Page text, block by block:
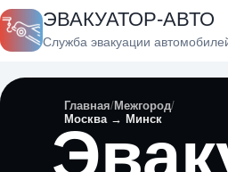
ЭВАКУАТОР-АВТО
Служба эвакуации
Главная Межгород
Москва → Минск